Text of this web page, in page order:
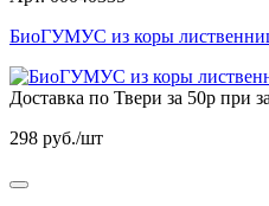
БиоГУМУС из коры
Доставка по Твери за 50р при
298 руб./шт